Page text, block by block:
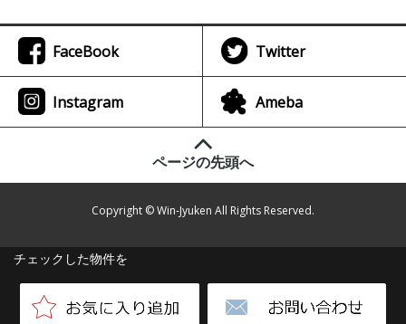
チェックした物件を
FaceBook Twitter
Instagram Ameba
ページの先頭へ
Copyright © Win-Jyuken All Rights Reserved.